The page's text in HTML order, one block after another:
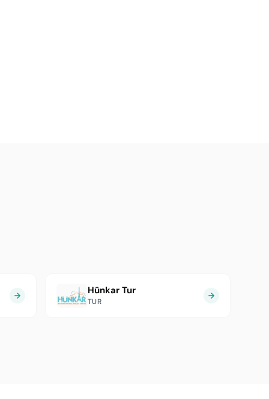
Hünkar Tur
TUR